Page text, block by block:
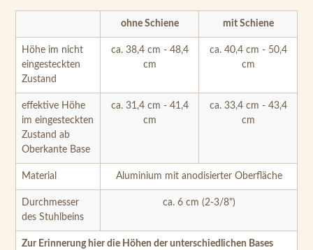
ohne Schiene mit Schiene
Höhe im nicht
eingesteckten
Zustand
ca. 38,4 cm - 48,4
cm
ca. 40,4 cm - 50,4
cm
effektive Höhe
im eingesteckten
Zustand ab
Oberkante Base
ca. 31,4 cm - 41,4
cm
ca. 33,4 cm - 43,4
cm
Material Aluminium mit anodisierter Oberfläche
Durchmesser
des Stuhlbeins
ca. 6 cm (2-3/8")
Zur Erinnerung hier die Höhen der unterschiedlichen Bases